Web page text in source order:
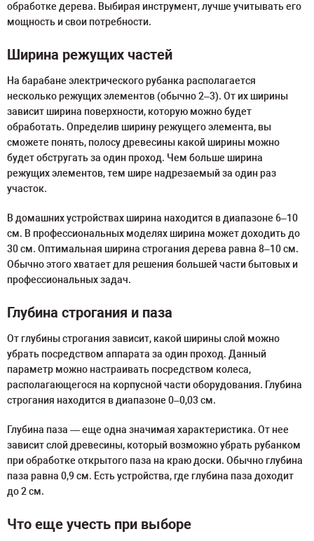
обработке дерева. Выбирая инструмент, лучше учитывать его
мощность и свои потребности.
Ширина режущих частей
На барабане электрического рубанка располагается
несколько режущих элементов (обычно 2–3). От их ширины
зависит ширина поверхности, которую можно будет
обработать. Определив ширину режущего элемента, вы
сможете понять, полосу древесины какой ширины можно
будет обстругать за один проход. Чем больше ширина
режущих элементов, тем шире надрезаемый за один раз
участок.
В домашних устройствах ширина находится в диапазоне 6–10
см. В профессиональных моделях ширина может доходить до
30 см. Оптимальная ширина строгания дерева равна 8–10 см.
Обычно этого хватает для решения большей части бытовых и
профессиональных задач.
Глубина строгания и паза
От глубины строгания зависит, какой ширины слой можно
убрать посредством аппарата за один проход. Данный
параметр можно настраивать посредством колеса,
располагающегося на корпусной части оборудования. Глубина
строгания находится в диапазоне 0–0,03 см.
Глубина паза ― еще одна значимая характеристика. От нее
зависит слой древесины, который возможно убрать рубанком
при обработке открытого паза на краю доски. Обычно глубина
паза равна 0,9 см. Есть устройства, где глубина паза доходит
до 2 см.
Что еще учесть при выборе